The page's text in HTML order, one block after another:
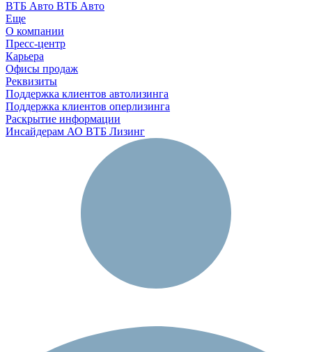
ВТБ Авто ВТБ Авто
Еще
О компании
Пресс-центр
Карьера
Офисы продаж
Реквизиты
Поддержка клиентов автолизинга
Поддержка клиентов оперлизинга
Раскрытие информации
Инсайдерам АО ВТБ Лизинг